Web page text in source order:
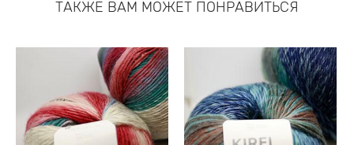
ТАКЖЕ ВАМ МОЖЕТ ПОНРАВИТЬСЯ